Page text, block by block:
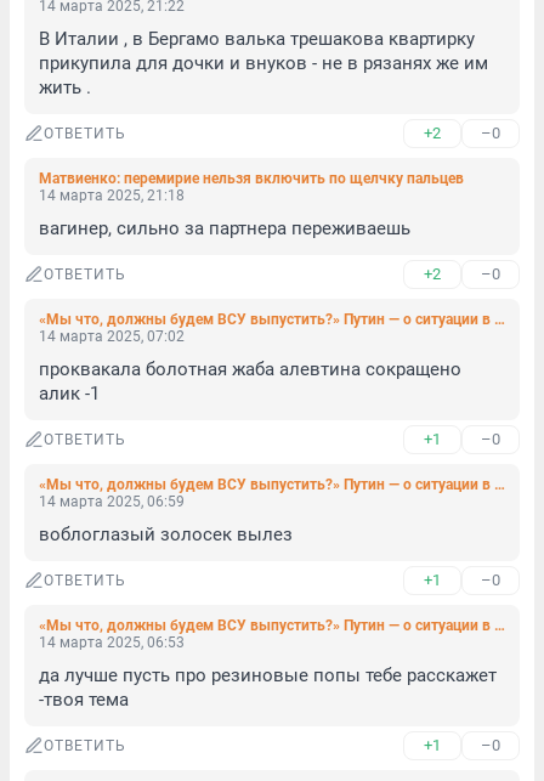
14 марта 2025, 21:22
В Италии , в Бергамо валька трешакова квартирку
прикупила для дочки и внуков - не в рязанях же им
жить .
ОТВЕТИТЬ +2 –0
Матвиенко: перемирие нельзя включить по щелчку пальцев
14 марта 2025, 21:18
вагинер, сильно за партнера переживаешь
ОТВЕТИТЬ +2 –0
«Мы что, должны будем ВСУ выпустить?» Путин — о ситуации в Курской области и прекращении огня
14 марта 2025, 07:02
проквакала болотная жаба алевтина сокращено
алик -1
ОТВЕТИТЬ +1 –0
«Мы что, должны будем ВСУ выпустить?» Путин — о ситуации в Курской области и прекращении огня
14 марта 2025, 06:59
воблоглазый золосек вылез
ОТВЕТИТЬ +1 –0
«Мы что, должны будем ВСУ выпустить?» Путин — о ситуации в Курской области и прекращении огня
14 марта 2025, 06:53
да лучше пусть про резиновые попы тебе расскажет
-твоя тема
ОТВЕТИТЬ +1 –0